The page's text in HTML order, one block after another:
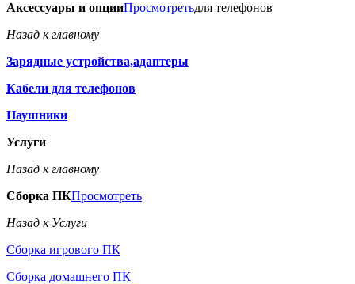
Аксессуары и опцииПросмотретьдля телефонов
Назад к главному
Зарядные устройства,адаптеры
Кабели для телефонов
Наушники
Услуги
Назад к главному
Сборка ПКПросмотреть
Назад к Услуги
Сборка игрового ПК
Сборка домашнего ПК